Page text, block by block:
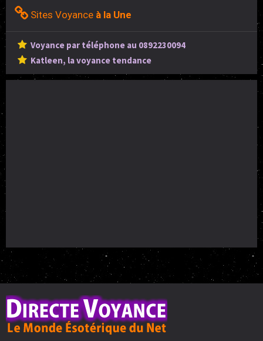
Sites Voyance à la Une
Voyance par téléphone au 0892230094
Katleen, la voyance tendance